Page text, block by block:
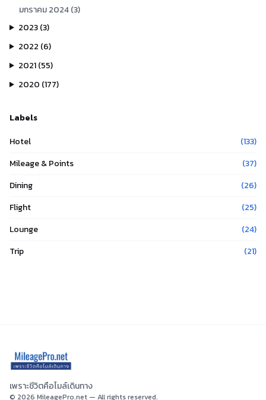
มกราคม2024(3)
2023(3)
2022 (6)
2021(55)
2020 (177)
Labels
Hotel
(133)
Mileage & Points
(37)
Dining
(26)
Flight
(25)
Lounge
(24)
Trip
(21)
เพราะชีวิตคือไมล์เดินทาง
© 2026 MileagePro.net — All rights reserved.